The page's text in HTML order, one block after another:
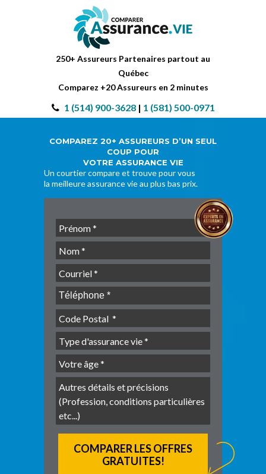
250+ Assureurs Partenaires partout au
Québec
Comparez +20 Assureurs en 2 minutes
1 (514) 900-3628| 1 (581) 500-0971
COMPAREZ 20+ ASSUREURS D’UN SEUL
COUP POUR
VOTRE ASSURANCE VIE
Un courtier compare et trouve pour vous
la meilleure assurance vie au plus bas prix.